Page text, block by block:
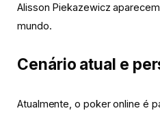
Alisson Piekazewicz
mundo.
Cenário atual e
Atualmente, o poker online é